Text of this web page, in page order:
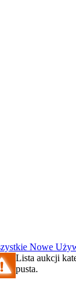
Nowe
Lista aukcji
pusta.